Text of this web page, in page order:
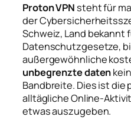
Proton VPNsteht für
der
Schweiz, Land bekannt
Datenschutzgesetze,
außergewöhnliche
unbegrenzte daten
Bandbreite. Dies ist die
alltägliche Online-
etwas auszugeben.